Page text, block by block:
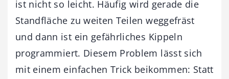
ist nicht so leicht. Häufig wird gerade die
Standfläche zu weiten Teilen weggefräst
und dann ist ein gefährliches Kippeln
programmiert. Diesem Problem lässt sich
mit einem einfachen Trick beikommen: Statt